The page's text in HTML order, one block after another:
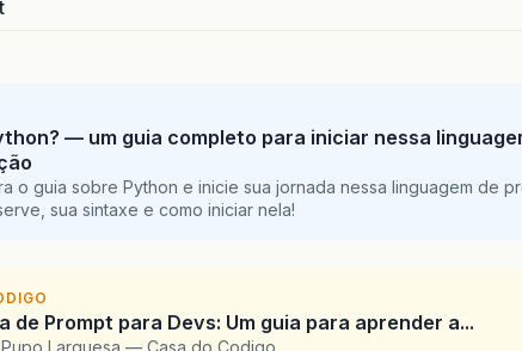
— um guia completo para iniciar nessa
o guia sobre Python e inicie sua jornada nessa linguagem de
sua sintaxe e como iniciar nela!
de Prompt para Devs: Um guia para aprender a...
Larguesa — Casa do Codigo